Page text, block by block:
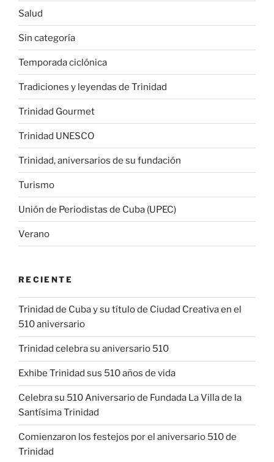
Salud
Sin categoría
Temporada ciclónica
Tradiciones y leyendas de Trinidad
Trinidad Gourmet
Trinidad UNESCO
Trinidad, aniversarios de su fundación
Turismo
Unión de Periodistas de Cuba (UPEC)
Verano
RECIENTE
Trinidad de Cuba y su título de Ciudad Creativa en el
510 aniversario
Trinidad celebra su aniversario 510
Exhibe Trinidad sus 510 años de vida
Celebra su 510 Aniversario de Fundada La Villa de la
Santísima Trinidad
Comienzaron los festejos por el aniversario 510 de
Trinidad